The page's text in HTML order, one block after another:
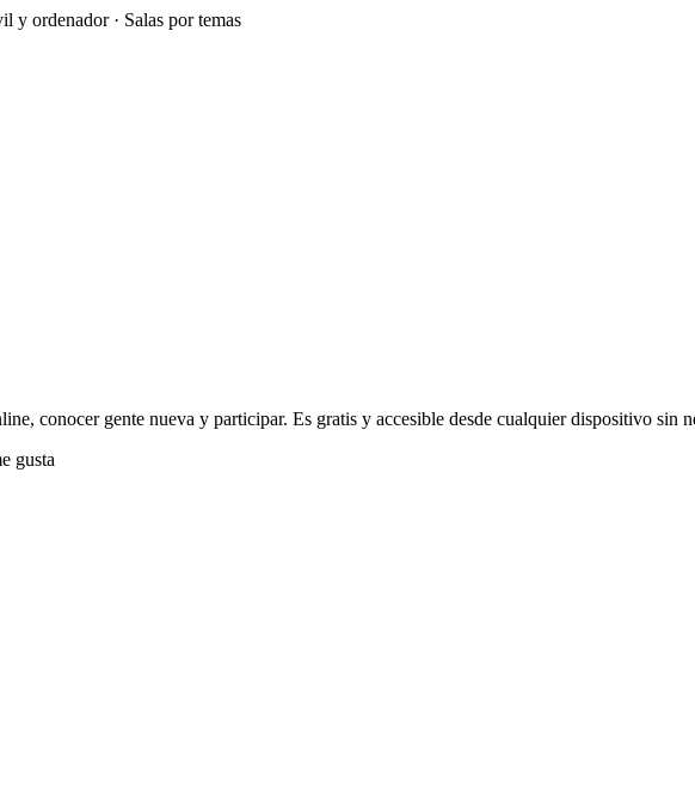
y ordenador · Salas por temas
conocer gente nueva y participar. Es gratis y accesible desde cualquier dispositivo sin
gusta